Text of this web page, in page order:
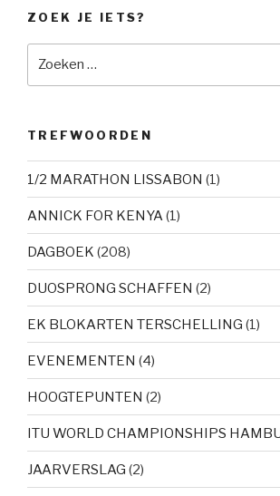
ZOEK JE IETS?
TREFWOORDEN
1/2 MARATHON LISSABON (1)
ANNICK FOR KENYA(1)
DAGBOEK (208)
DUOSPRONG SCHAFFEN (2)
EK BLOKARTEN TERSCHELLING (1)
EVENEMENTEN (4)
HOOGTEPUNTEN (2)
ITU WORLD CHAMPIONSHIPS
JAARVERSLAG (2)